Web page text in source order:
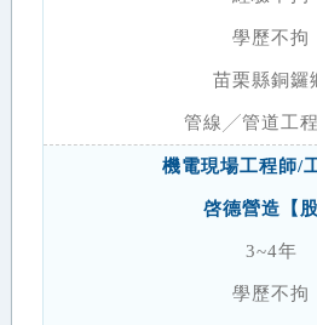
學歷不拘
苗栗縣銅鑼
管線╱管道工
機電現場工程師/
啓德營造【股
3~4年
學歷不拘